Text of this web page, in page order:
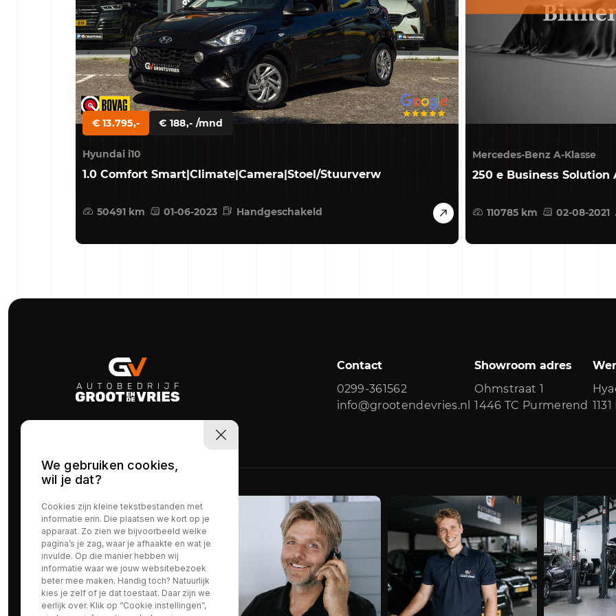
€ 13.795,- € 188,- /mnd
Hyundai i10
1.0 Comfort Smart|Climate|Camera|Stoel/Stuurverw
50491 km 01-06-2023 Handgeschakeld
Mercedes-Benz A-Klasse
250 e Business Solution
110785 km 02-08-2021
Contact
0299-361562
info@grootendevries.nl
Showroom adres
Ohmstraat 1
1446 TC Purmerend
We gebruiken cookies,
wil je dat?
Cookies zijn kleine tekstbestanden met
informatie erin. Die plaatsen we kort op je
apparaat. Zo zien we bijvoorbeeld welke
pagina’s je zag, waar je afhaakte en wat je
invulde. Op die manier hebben wij
informatie waar we jouw websitebezoek
beter mee maken. Handig toch? Natuurlijk
kies je zelf of je dat toestaat. Daar zijn we
eerlijk over. Klik op “Cookie instellingen”,